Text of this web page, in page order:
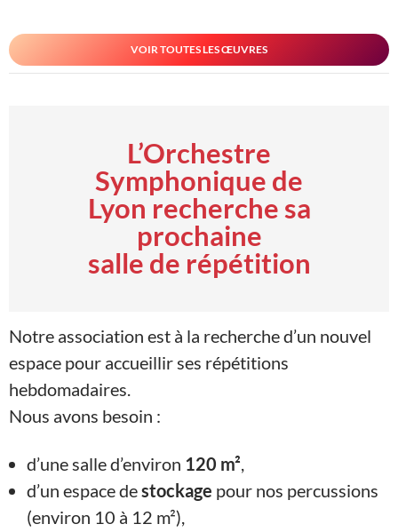
VOIR TOUTES LES ŒUVRES
L’Orchestre
Symphonique de
Lyon recherche sa
prochaine
salle de répétition
Notre association est à la recherche d’un nouvel
espace pour accueillir ses répétitions
hebdomadaires.
Nous avons besoin :
d’une salle d’environ 120 m²,
d’un espace destockage pour nos percussions
(environ 10 à 12 m²),